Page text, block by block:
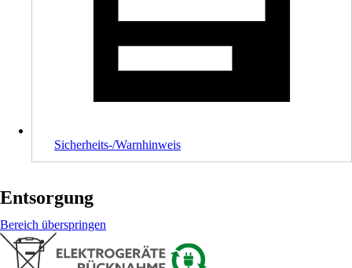
Sicherheits-/Warnhinweis
Entsorgung
Bereich überspringen